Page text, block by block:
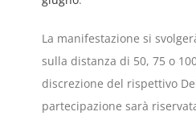
La manifestazione si
sulla distanza di 50, 75 o
discrezione del rispettivo
partecipazione sarà